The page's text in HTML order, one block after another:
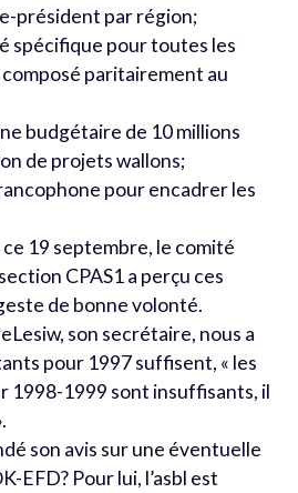
président par région;
spécifique pour toutes les
paritairement au
budgétaire de 10 millions
de projets wallons;
pour encadrer les
19 septembre, le comité
CPAS1 a perçu ces
de bonne volonté.
son secrétaire, nous a
pour 1997 suffisent, « les
1998-1999 sont insuffisants, il
son avis sur une éventuelle
EFD? Pour lui, l’asbl est